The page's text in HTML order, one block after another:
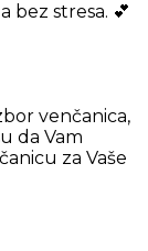
bez stresa. 💕
venčanica,
da Vam
za Vaše